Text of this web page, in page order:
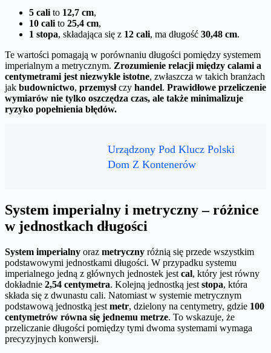
5 cali to 12,7 cm,
10 cali to 25,4 cm,
1 stopa, składająca się z 12 cali, ma długość 30,48 cm.
Te wartości pomagają w porównaniu długości pomiędzy systemem
imperialnym a metrycznym. Zrozumienie relacji między calami a
centymetrami jest niezwykle istotne, zwłaszcza w takich branżach
jak budownictwo, przemysłczy handel. Prawidłowe przeliczenie
wymiarów nie tylko oszczędza czas, ale także minimalizuje
ryzyko popełnienia błędów.
Urządzony Pod Klucz Polski
Dom Z Kontenerów
System imperialny i metryczny – różnice
w jednostkach długości
System imperialny oraz metryczny różnią się przede wszystkim
podstawowymi jednostkami długości. W przypadku systemu
imperialnego jedną z głównych jednostek jest cal, który jest równy
dokładnie 2,54 centymetra. Kolejną jednostką jest stopa, która
składa się z dwunastu cali. Natomiast w systemie metrycznym
podstawową jednostką jest metr, dzielony na centymetry, gdzie 100
centymetrów równa się jednemu metrze. To wskazuje, że
przeliczanie długości pomiędzy tymi dwoma systemami wymaga
precyzyjnych konwersji.